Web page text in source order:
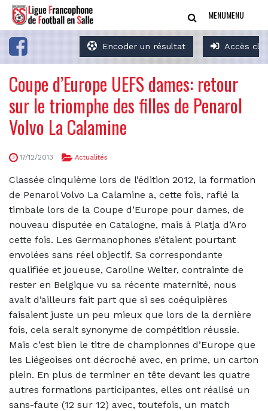
Encoder un résultat Accès
MENUMENU
Coupe d’Europe UEFS dames: retour
sur le triomphe des filles de Penarol
Volvo La Calamine
17/12/2013 Actualités
Classée cinquième lors de l’édition 2012, la formation
de Penarol Volvo La Calamine a, cette fois, raflé la
timbale lors de la Coupe d’Europe pour dames, de
nouveau disputée en Catalogne, mais à Platja d’Aro
cette fois. Les Germanophones s’étaient pourtant
envolées sans réel objectif. Sa correspondante
qualifiée et joueuse, Caroline Welter, contrainte de
rester en Belgique vu sa récente maternité, nous
avait d’ailleurs fait part que si ses coéquipières
faisaient juste un peu mieux que lors de la dernière
fois, cela serait synonyme de compétition réussie.
Mais c’est bien le titre de championnes d’Europe que
les Liégeoises ont décroché avec, en prime, un carton
plein. En plus de terminer en tête devant les quatre
autres formations participantes, elles ont réalisé un
sans-faute (12 sur 12) avec, toutefois, un match